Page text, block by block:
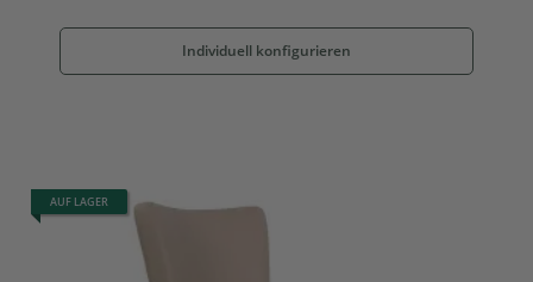
Individuell konfigurieren
AUF LAGER